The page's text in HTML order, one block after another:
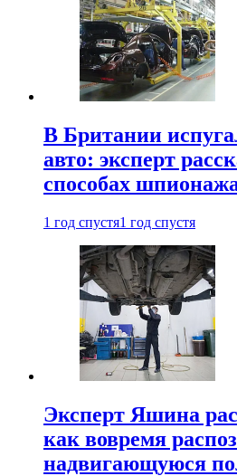
В Британии
авто: эксперт
способах
1 год спустя1 год спустя
Эксперт Яшина
как вовремя
надвигающуюся